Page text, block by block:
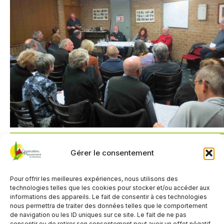
Gérer le consentement
Pour offrir les meilleures expériences, nous utilisons des
technologies telles que les cookies pour stocker et/ou accéder aux
informations des appareils. Le fait de consentir à ces technologies
nous permettra de traiter des données telles que le comportement
de navigation ou les ID uniques sur ce site. Le fait de ne pas
QUAND
3 février 2026
14h00 - 17h00